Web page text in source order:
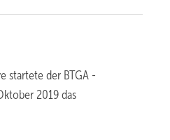
startete der BTGA -
2019 das